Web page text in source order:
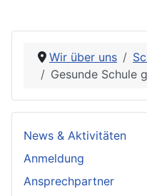
Wir über uns
Gesunde Schule
News & Aktivitäten
Anmeldung
Ansprechpartner